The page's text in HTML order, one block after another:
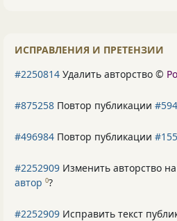
ИСПРАВЛЕНИЯ И ПРЕТЕНЗИИ
#2250814 Удалить авторство ©
#875258 Повтор публикации
#496984 Повтор публикации
#2252909 Изменить авторство
автор 0?
#2252909 Исправить текст